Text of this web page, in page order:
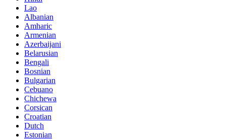
Lao
Albanian
Amharic
Armenian
Azerbaijani
Belarusian
Bengali
Bosnian
Bulgarian
Cebuano
Chichewa
Corsican
Croatian
Dutch
Estonian